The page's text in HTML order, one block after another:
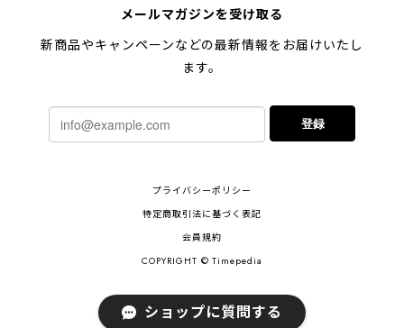
メールマガジンを受け取る
新商品やキャンペーンなどの最新情報をお届けいたし
ます。
登録
プライバシーポリシー
特定商取引法に基づく表記
会員規約
COPYRIGHT © Timepedia
ショップに質問する